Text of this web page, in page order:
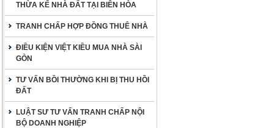
THỪA KẾ NHÀ ĐẤT TẠI BIÊN HÒA
TRANH CHẤP HỢP ĐỒNG THUÊ NHÀ
ĐIỀU KIỆN VIỆT KIỀU MUA NHÀ SÀI
GÒN
TƯ VẤN BỒI THƯỜNG KHI BỊ THU HỒI
ĐẤT
LUẬT SƯ TƯ VẤN TRANH CHẤP NỘI
BỘ DOANH NGHIỆP